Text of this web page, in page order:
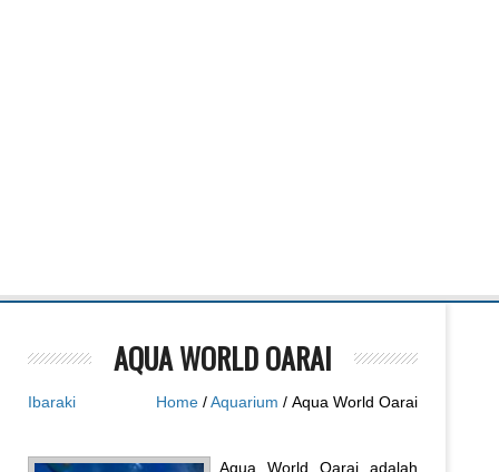
AQUA WORLD OARAI
Ibaraki Home /Aquarium / Aqua World Oarai
Aqua World Oarai adalah